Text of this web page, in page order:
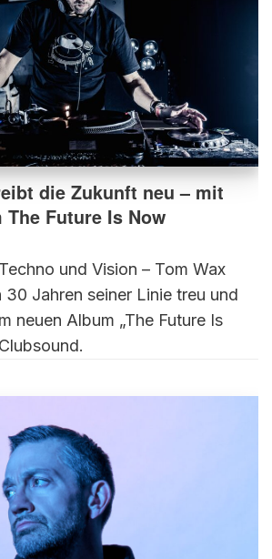
die Zukunft neu – mit
Future Is Now
und Vision – Tom Wax
Jahren seiner Linie treu und
neuen Album „The Future Is